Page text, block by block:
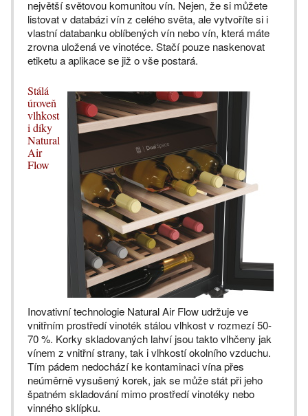
největší světovou komunitou vín. Nejen, že si můžete
listovat v databázi vín z celého světa, ale vytvoříte si i
vlastní databanku oblíbených vín nebo vín, která máte
zrovna uložená ve vinotéce. Stačí pouze naskenovat
etiketu a aplikace se již o vše postará.
Stálá
úroveň
vlhkost
i díky
Natural
Air
Flow
Inovativní technologie Natural Air Flow udržuje ve
vnitřním prostředí vinoték stálou vlhkost v rozmezí 50-
70 %. Korky skladovaných lahví jsou takto vlhčeny jak
vínem z vnitřní strany, tak i vlhkostí okolního vzduchu.
Tím pádem nedochází ke kontaminaci vína přes
neúměrně vysušený korek, jak se může stát při jeho
špatném skladování mimo prostředí vinotéky nebo
vinného sklípku.